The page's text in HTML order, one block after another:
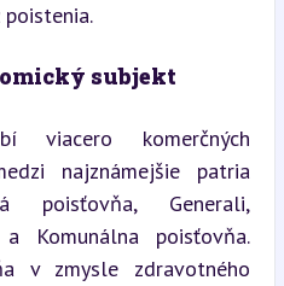
poistenia.
subjekt
viacero komerčných
najznámejšie patria
poisťovňa, Generali,
Komunálna poisťovňa.
v zmysle zdravotného